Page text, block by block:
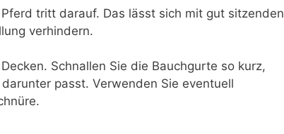
tritt darauf. Das lässt sich mit gut sitzenden
verhindern.
Schnallen Sie die Bauchgurte so kurz,
passt. Verwenden Sie eventuell